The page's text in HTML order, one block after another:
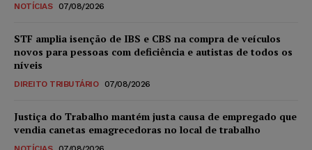
NOTÍCIAS 07/08/2026
STF amplia isenção de IBS e CBS na compra de veículos
novos para pessoas com deficiência e autistas de todos os
níveis
DIREITO TRIBUTÁRIO 07/08/2026
Justiça do Trabalho mantém justa causa de empregado que
vendia canetas emagrecedoras no local de trabalho